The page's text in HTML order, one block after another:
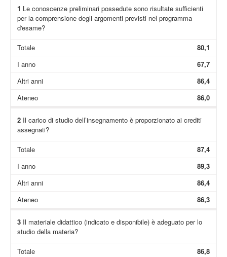
1 Le conoscenze preliminari possedute sono risultate sufficienti
per la comprensione degli argomenti previsti nel programma
d'esame?
Totale
80,1
I anno
67,7
Altri anni
86,4
Ateneo
86,0
2Il carico di studio dell’insegnamento è proporzionato ai crediti
assegnati?
Totale
87,4
I anno
89,3
Altri anni
86,4
Ateneo
86,3
3Il materiale didattico (indicato e disponibile) è adeguato per lo
studio della materia?
Totale
86,8